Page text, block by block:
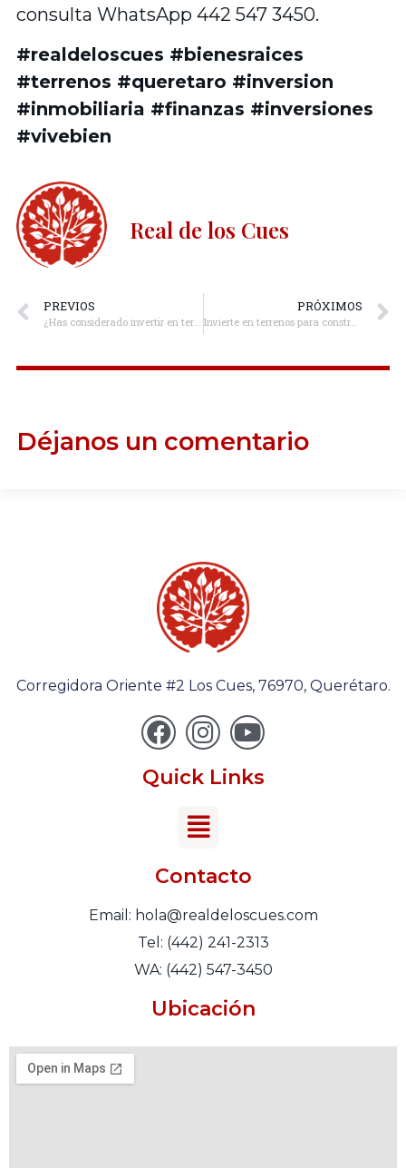
consulta WhatsApp 442 547 3450.
#realdeloscues #bienesraices
#terrenos #queretaro #inversion
#inmobiliaria #finanzas #inversiones
#vivebien
Real de los Cues
PREVIOS
¿Has considerado invertir en terrenos? ¡Es posible!
PRÓXIMOS
Invierte en terrenos para construir tu patrimonio
Déjanos un comentario
Corregidora Oriente #2 Los Cues, 76970, Querétaro.
Quick Links
Contacto
Email: hola@realdeloscues.com
Tel: (442) 241-2313
WA: (442) 547-3450
Ubicación